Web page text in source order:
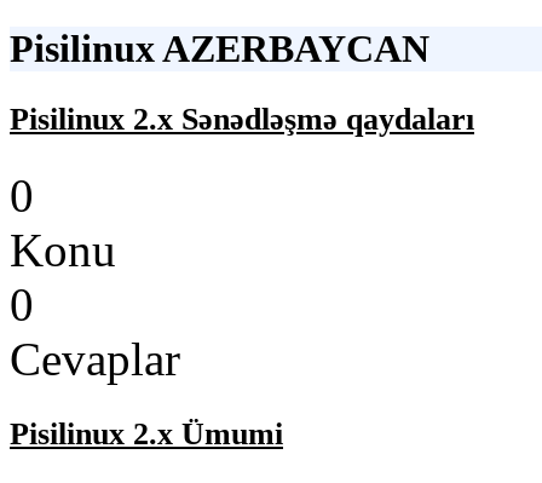
Pisilinux AZERBAYCAN
Pisilinux 2.x Sənədləşmə qaydaları
0
Konu
0
Cevaplar
Pisilinux 2.x Ümumi